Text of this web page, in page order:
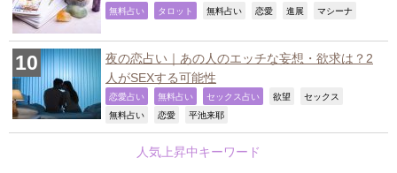
無料占い タロット 無料占い 恋愛 進展 マシーナ
夜の恋占い｜あの人のエッチな妄想・欲求は？2
人がSEXする可能性
恋愛占い 無料占い セックス占い 欲望 セックス
無料占い 恋愛 平池来耶
人気上昇中キーワード